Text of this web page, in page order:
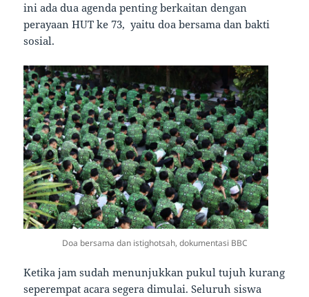
ini ada dua agenda penting berkaitan dengan
perayaan HUT ke 73, yaitu doa bersama dan bakti
sosial.
Doa bersama dan istighotsah, dokumentasi BBC
Ketika jam sudah menunjukkan pukul tujuh kurang
seperempat acara segera dimulai. Seluruh siswa